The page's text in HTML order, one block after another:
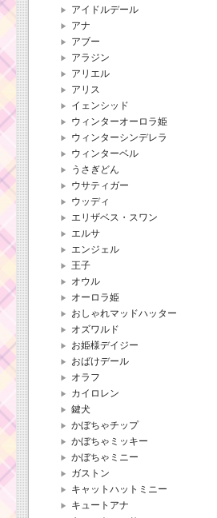
アイドルデール
アナ
アブー
アラジン
アリエル
アリス
イェンシッド
ウィンターオーロラ姫
ウィンターシンデレラ
ウィンターベル
うさぎどん
ウサティガー
ウッディ
エリザベス・スワン
エルサ
エンジェル
王子
オウル
オーロラ姫
おしゃれマッドハッター
オズワルド
お姫様デイジー
おばけデール
オラフ
カイロレン
鍵犬
かぼちゃチップ
かぼちゃミッキー
かぼちゃミニー
ガストン
キャットハットミニー
キュートアナ